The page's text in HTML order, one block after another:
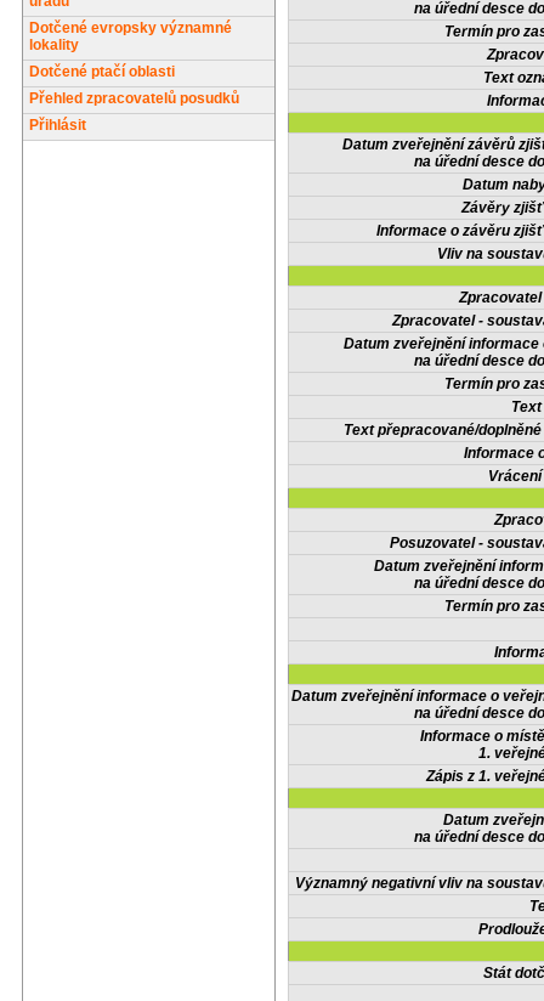
Dotčené evropsky významné
lokality
Dotčené ptačí oblasti
Přehled zpracovatelů posudků
Přihlásit
na úřední desce
Termín pro
Text
Datum zveřejnění závěrů
na úřední desce
Datum
Závěry
Informace o závěru
Vliv na
Zpracovatel -
Datum zveřejnění informace
na úřední desce
Termín pro
Text přepracované/
Informace
Posuzovatel -
Datum zveřejnění
na úřední desce
Termín pro
Datum zveřejnění informace o
na úřední desce
Informace o
1.
Zápis z 1.
Datum
na úřední desce
Významný negativní vliv na
Stát